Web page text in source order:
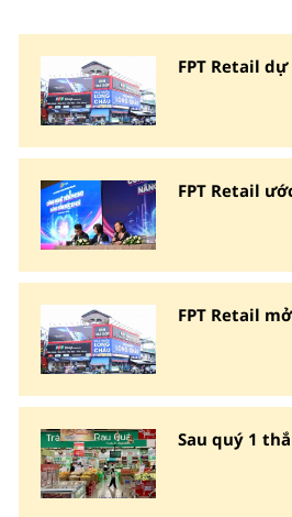
FPT Retail
FPT Retail
FPT Retail
Sau quý 1